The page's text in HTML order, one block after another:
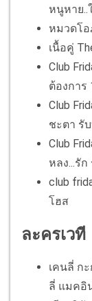
หนูหาย..
หมวดโอ
เนื้อคู่
Club
ต้องการ
Club
ชะตา รั
Club
หลง...รั
club
โฮส
ละครเวที
เคนลี่ ก
ลี่ แมคอิ